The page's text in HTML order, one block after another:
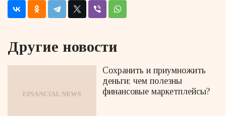
Другие новости
Сохранить и приумножить
деньги: чем полезны
финансовые маркетплейсы?